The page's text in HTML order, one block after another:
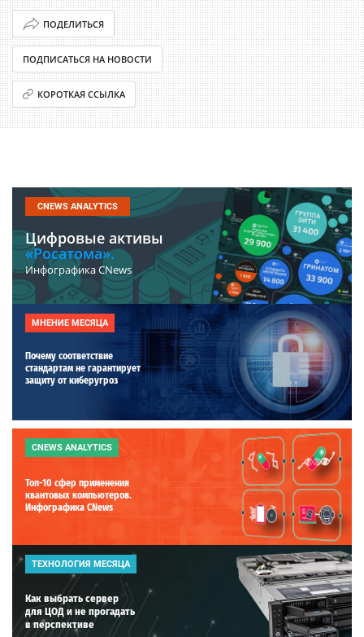
ПОДЕЛИТЬСЯ
ПОДПИСАТЬСЯ НА НОВОСТИ
КОРОТКАЯ ССЫЛКА
CNEWS ANALYTICS
Цифровые активы
«Росатома».
Инфографика CNews
МНЕНИЕ МЕСЯЦА
Почему соответствие
стандартам не гарантирует
защиту от киберугроз
CNEWS ANALYTICS
Топ-10 сфер применения
квантовых компьютеров.
Инфографика CNews
ТЕХНОЛОГИЯ МЕСЯЦА
Как выбрать сервер
для ЦОД и не прогадать
в перспективе